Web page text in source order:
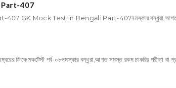
Part-407
GK Mock Test in Bengali Part-407নমস্কার বন্ধুরা,আগত
জিকে মকটেস্ট পর্ব-০৮নমস্কার বন্ধুরা,আগত সমস্ত রকম চাকরির পরীক্ষা বা